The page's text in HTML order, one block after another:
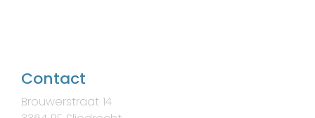
Contact
Brouwerstraat 14